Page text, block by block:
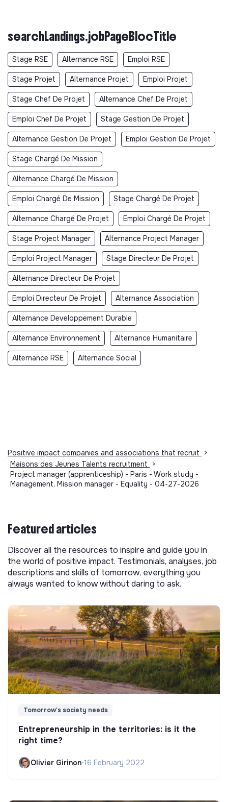
searchLandings.jobPageBlocTitle
Stage RSE Alternance RSE Emploi RSE
Stage Projet Alternance Projet Emploi Projet
Stage Chef De Projet Alternance Chef De Projet
Emploi Chef De Projet Stage Gestion De Projet
Alternance Gestion De Projet Emploi Gestion De Projet
Stage Chargé De Mission
Alternance Chargé De Mission
Emploi Chargé De Mission Stage Chargé De Projet
Alternance Chargé De Projet Emploi Chargé De Projet
Stage Project Manager Alternance Project Manager
Emploi Project Manager Stage Directeur De Projet
Alternance Directeur De Projet
Emploi Directeur De Projet Alternance Association
Alternance Developpement Durable
Alternance Environnement Alternance Humanitaire
Alternance RSE Alternance Social
Positive impact companies and associations that recruit
>
Maisons des Jeunes Talents recruitment
>
Project manager (apprenticeship) - Paris - Work study -
Management, Mission manager - Equality - 04-27-2026
Featured articles
Discover all the resources to inspire and guide you in
the world of positive impact. Testimonials, analyses, job
descriptions and skills of tomorrow, everything you
always wanted to know without daring to ask.
Tomorrow's society needs
Entrepreneurship in the territories: is it the
right time?
Olivier Girinon•16 February 2022